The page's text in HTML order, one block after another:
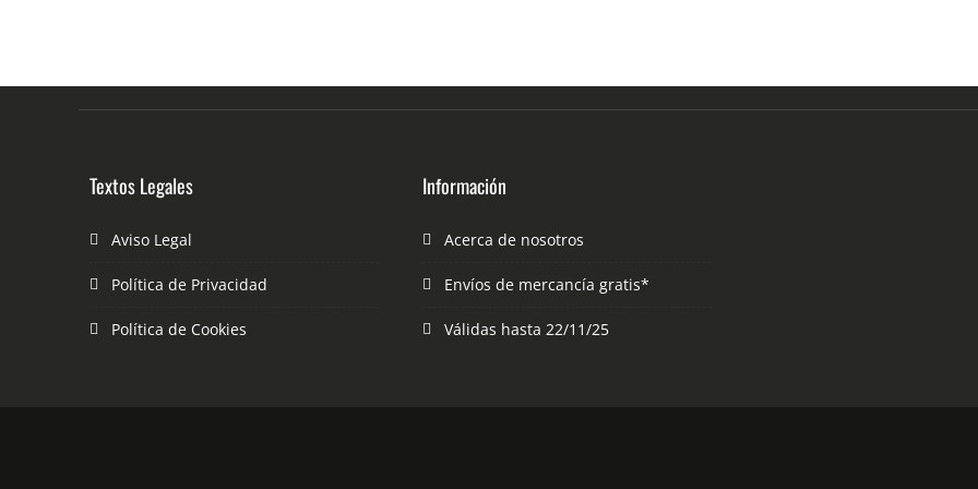
Textos Legales
Aviso Legal
Política de Privacidad
Política de Cookies
Información
Acerca de nosotros
Envíos de mercancía gratis*
Válidas hasta 22/11/25